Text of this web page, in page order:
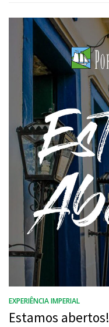
EXPERIÊNCIA IMPERIAL
Estamos abertos!